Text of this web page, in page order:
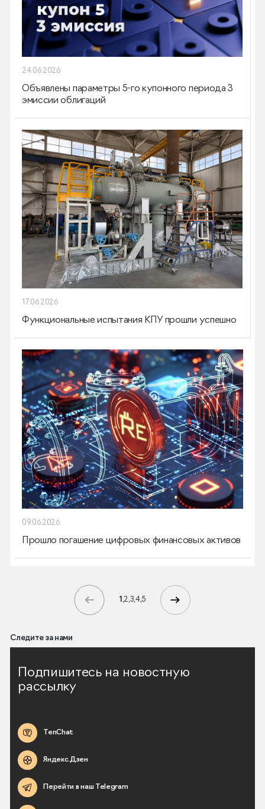
24.06.2026
Объявлены параметры 5-го купонного периода 3
эмиссии облигаций
17.06.2026
Функциональные испытания КПУ прошли успешно
09.06.2026
Прошло погашение цифровых финансовых активов
1 2 3 4 5
Следите за нами
Подпишитесь на новостную
рассылку
TenChat
Яндекс.Дзен
Перейти в наш Telegram